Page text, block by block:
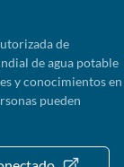
de
de agua potable
y conocimientos en
pueden